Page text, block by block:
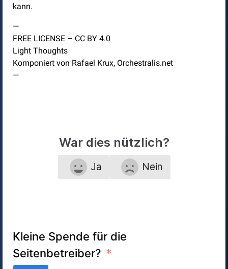
kann.
—
FREE LICENSE – CC BY 4.0
Light Thoughts
Komponiert von Rafael Krux, Orchestralis.net
—
War dies nützlich?
Ja Nein
Kleine Spende für die
Seitenbetreiber?